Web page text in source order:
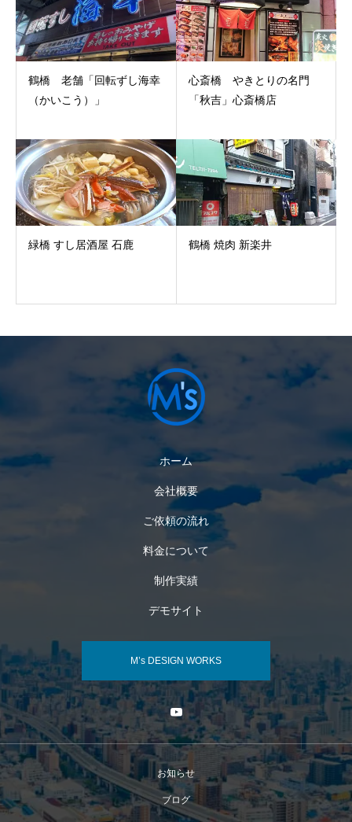
鶴橋 老舗「回転ずし海幸
（かいこう）」
心斎橋 やきとりの名門
「秋吉」心斎橋店
緑橋 すし居酒屋 石鹿 鶴橋 焼肉 新楽井
ホーム
会社概要
ご依頼の流れ
料金について
制作実績
デモサイト
M’s DESIGN WORKS
お知らせ
ブログ